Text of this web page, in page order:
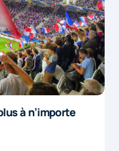
à n’importe